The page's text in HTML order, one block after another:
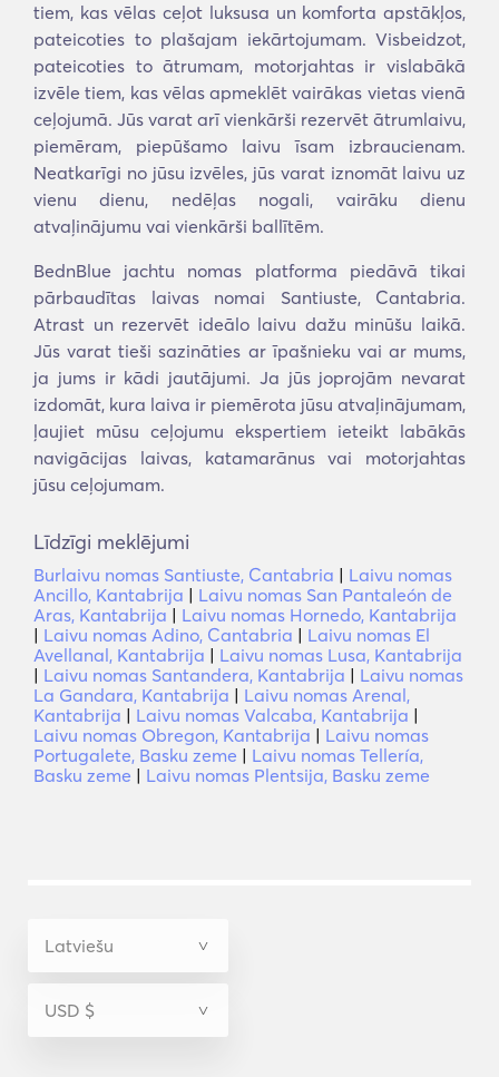
tiem, kas vēlas ceļot luksusa un komforta apstākļos,
pateicoties to plašajam iekārtojumam. Visbeidzot,
pateicoties to ātrumam, motorjahtas ir vislabākā
izvēle tiem, kas vēlas apmeklēt vairākas vietas vienā
ceļojumā. Jūs varat arī vienkārši rezervēt ātrumlaivu,
piemēram, piepūšamo laivu īsam izbraucienam.
Neatkarīgi no jūsu izvēles, jūs varat iznomāt laivu uz
vienu dienu, nedēļas nogali, vairāku dienu
atvaļinājumu vai vienkārši ballītēm.
BednBlue jachtu nomas platforma piedāvā tikai
pārbaudītas laivas nomai Santiuste, Cantabria.
Atrast un rezervēt ideālo laivu dažu minūšu laikā.
Jūs varat tieši sazināties ar īpašnieku vai ar mums,
ja jums ir kādi jautājumi. Ja jūs joprojām nevarat
izdomāt, kura laiva ir piemērota jūsu atvaļinājumam,
ļaujiet mūsu ceļojumu ekspertiem ieteikt labākās
navigācijas laivas, katamarānus vai motorjahtas
jūsu ceļojumam.
Līdzīgi meklējumi
Burlaivu nomas Santiuste, Cantabria | Laivu nomas
Ancillo, Kantabrija | Laivu nomas San Pantaleón de
Aras, Kantabrija | Laivu nomas Hornedo, Kantabrija
| Laivu nomas Adino, Cantabria | Laivu nomas El
Avellanal, Kantabrija | Laivu nomas Lusa, Kantabrija
| Laivu nomas Santandera, Kantabrija | Laivu nomas
La Gandara, Kantabrija | Laivu nomas Arenal,
Kantabrija | Laivu nomas Valcaba, Kantabrija |
Laivu nomas Obregon, Kantabrija | Laivu nomas
Portugalete, Basku zeme | Laivu nomas Tellería,
Basku zeme | Laivu nomas Plentsija, Basku zeme